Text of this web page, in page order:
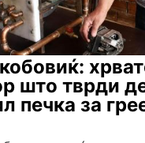
што тврди
печка за